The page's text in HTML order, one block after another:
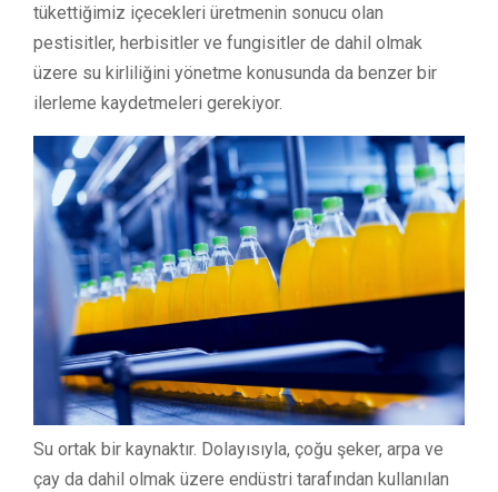
tükettiğimiz içecekleri üretmenin sonucu olan
pestisitler, herbisitler ve fungisitler de dahil olmak
üzere su kirliliğini yönetme konusunda da benzer bir
ilerleme kaydetmeleri gerekiyor.
Su ortak bir kaynaktır. Dolayısıyla, çoğu şeker, arpa ve
çay da dahil olmak üzere endüstri tarafından kullanılan